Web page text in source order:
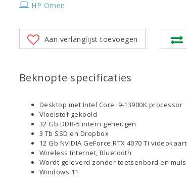
HP Omen
Aan verlanglijst toevoegen
Beknopte specificaties
Desktop met Intel Core i9-13900K processor
Vloeistof gekoeld
32 Gb DDR-5 intern geheugen
3 Tb SSD en Dropbox
12 Gb NVIDIA GeForce RTX 4070 Ti videokaart
Wireless Internet, Bluetooth
Wordt geleverd zonder toetsenbord en muis
Windows 11